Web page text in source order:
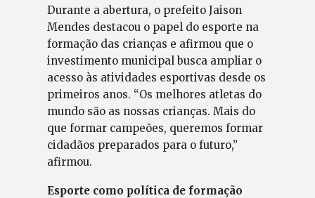
Durante a abertura, o prefeito Jaison
Mendes destacou o papel do esporte na
formação das crianças e afirmou que o
investimento municipal busca ampliar o
acesso às atividades esportivas desde os
primeiros anos. “Os melhores atletas do
mundo são as nossas crianças. Mais do
que formar campeões, queremos formar
cidadãos preparados para o futuro,”
afirmou.
Esporte como política de formação